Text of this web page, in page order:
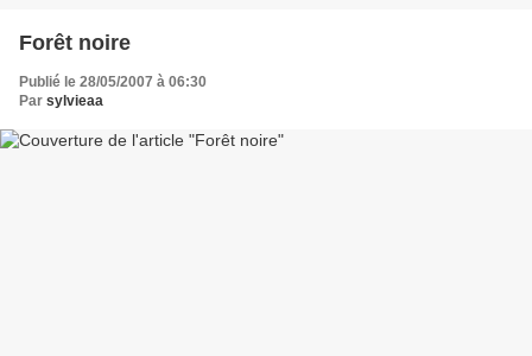
Forêt noire
Publié le 28/05/2007 à 06:30
Par sylvieaa